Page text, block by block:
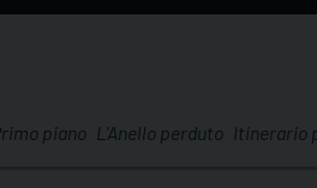
Itinerario
L'Anello perduto
piano